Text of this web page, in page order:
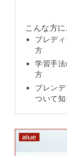
こんな方
ブレデ
方
学習手
方
ブレン
ついて